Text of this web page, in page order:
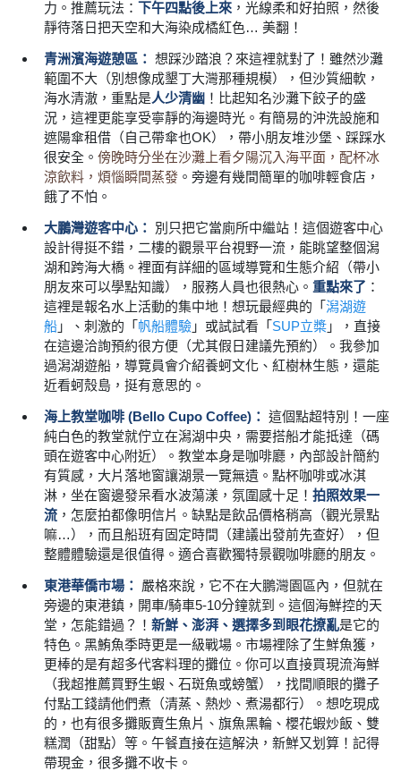
力。推薦玩法： 下午四點後上來，光線柔和好拍照，然後
靜待落日把天空和大海染成橘紅色… 美翻！
青洲濱海遊憩區： 想踩沙踏浪？來這裡就對了！雖然沙灘
範圍不大（別想像成墾丁大灣那種規模），但沙質細軟，
海水清澈，重點是人少清幽 ！比起知名沙灘下餃子的盛
況，這裡更能享受寧靜的海邊時光。有簡易的沖洗設施和
遮陽傘租借（自己帶傘也OK），帶小朋友堆沙堡、踩踩水
很安全。 傍晚時分坐在沙灘上看夕陽沉入海平面，配杯冰
涼飲料，煩惱瞬間蒸發。旁邊有幾間簡單的咖啡輕食店，
餓了不怕。
大鵬灣遊客中心： 別只把它當廁所中繼站！這個遊客中心
設計得挺不錯，二樓的觀景平台視野一流，能眺望整個潟
湖和跨海大橋。裡面有詳細的區域導覽和生態介紹（帶小
朋友來可以學點知識），服務人員也很熱心。 重點來了 ：
這裡是報名水上活動的集中地！想玩最經典的「 潟湖遊
船」、刺激的「 帆船體驗」或試試看「 SUP立槳」，直接
在這邊洽詢預約很方便（尤其假日建議先預約）。我參加
過潟湖遊船，導覽員會介紹養蚵文化、紅樹林生態，還能
近看蚵殼島，挺有意思的。
海上教堂咖啡 (Bello Cupo Coffee)： 這個點超特別！一座
純白色的教堂就佇立在潟湖中央，需要搭船才能抵達（碼
頭在遊客中心附近）。教堂本身是咖啡廳，內部設計簡約
有質感，大片落地窗讓湖景一覽無遺。點杯咖啡或冰淇
淋，坐在窗邊發呆看水波蕩漾，氛圍感十足！ 拍照效果一
流，怎麼拍都像明信片。缺點是飲品價格稍高（觀光景點
嘛…），而且船班有固定時間（建議出發前先查好），但
整體體驗還是很值得。適合喜歡獨特景觀咖啡廳的朋友。
東港華僑市場： 嚴格來說，它不在大鵬灣園區內，但就在
旁邊的東港鎮，開車/騎車5-10分鐘就到。這個海鮮控的天
堂，怎能錯過？！ 新鮮、澎湃、選擇多到眼花撩亂是它的
特色。黑鮪魚季時更是一級戰場。市場裡除了生鮮魚獲，
更棒的是有超多代客料理的攤位。你可以直接買現流海鮮
（我超推薦買野生蝦、石斑魚或螃蟹），找間順眼的攤子
付點工錢請他們煮（清蒸、熱炒、煮湯都行）。想吃現成
的，也有很多攤販賣生魚片、旗魚黑輪、櫻花蝦炒飯、雙
糕潤（甜點）等。午餐直接在這解決，新鮮又划算！記得
帶現金，很多攤不收卡。